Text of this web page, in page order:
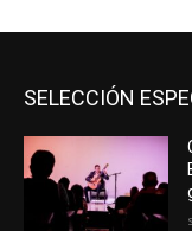
SELECCIÓN